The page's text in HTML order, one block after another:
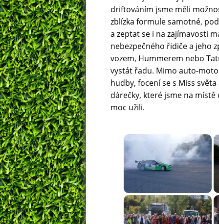
driftováním jsme měli
zblízka formule samotné,
a zeptat se i na zajímavosti
nebezpečného řidiče a jeho
vozem, Hummerem nebo
vystát řadu. Mimo auto-
hudby, focení se s Miss
dárečky, které jsme na
moc užili.